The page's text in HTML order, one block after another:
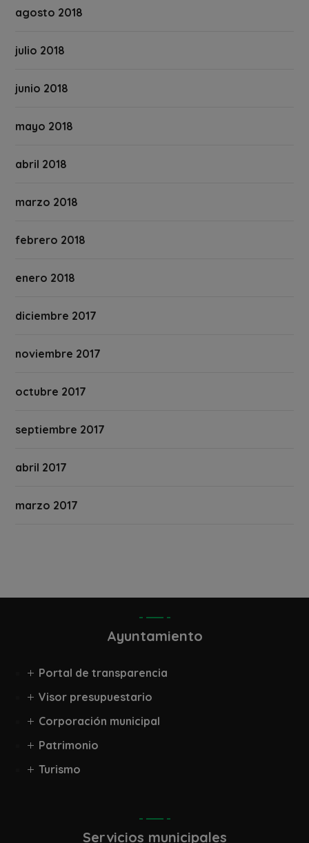
agosto 2018
julio 2018
junio 2018
mayo 2018
abril 2018
marzo 2018
febrero 2018
enero 2018
diciembre 2017
noviembre 2017
octubre 2017
septiembre 2017
abril 2017
marzo 2017
Ayuntamiento
Portal de transparencia
Visor presupuestario
Corporación municipal
Patrimonio
Turismo
Servicios municipales